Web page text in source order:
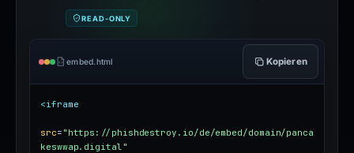
READ-ONLY
embed.html Kopieren
<iframe
src= "https://phishdestroy.io/de/embed/domain/panca
keswwap.digital"